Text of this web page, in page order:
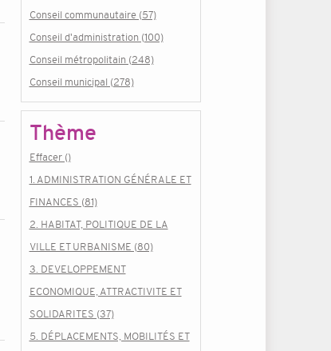
Conseil communautaire (57)
Conseil d'administration (100)
Conseil métropolitain (248)
Conseil municipal (278)
Thème
Effacer ()
1. ADMINISTRATION GÉNÉRALE ET
FINANCES (81)
2. HABITAT, POLITIQUE DE LA
VILLE ET URBANISME (80)
3. DEVELOPPEMENT
ECONOMIQUE, ATTRACTIVITE ET
SOLIDARITES (37)
5. DÉPLACEMENTS, MOBILITÉS ET